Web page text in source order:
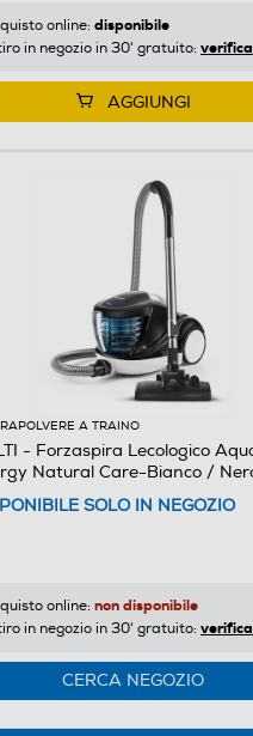
online: disponibile
in negozio in 30' gratuito: verifica
AGGIUNGI
A TRAINO
- Forzaspira Lecologico
Natural Care-Bianco /
SOLO IN NEGOZIO
online: non disponibile
in negozio in 30' gratuito: verifica
CERCA NEGOZIO